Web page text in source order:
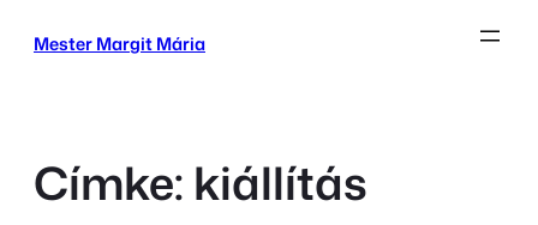
Mester Margit Mária
Címke: kiállítás